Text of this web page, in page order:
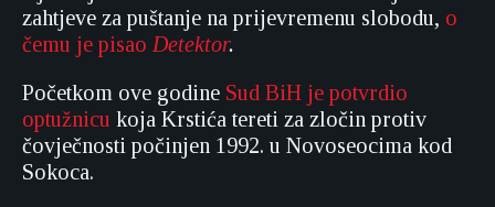
zahtjeve za puštanje na prijevremenu slobodu, o
čemu je pisao Detektor.
Početkom ove godine Sud BiH je potvrdio
optužnicu koja Krstića tereti za zločin protiv
čovječnosti počinjen 1992. u Novoseocima kod
Sokoca.